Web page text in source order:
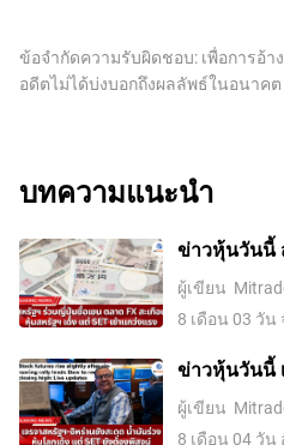
ข้อจำกัดความรับผิดชอบ: เพื่อการอ้า
อดีตไม่ได้บ่งบอกถึงผลลัพธ์ในอนาคต
บทความแนะนำ
ข่าวหุ้นวันนี้
ตลาด FX สะ
เช้าแกว่งแรง
ผู้เขียน
8 เดือน 03 วัน
ข่าวหุ้นวันนี้
สะดุด น้ำมัน
ต้องพิสูจน์
ผู้เขียน
8 เดือน 04 วัน